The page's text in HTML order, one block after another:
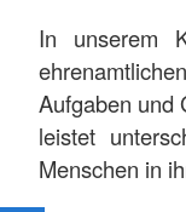
In unserem
Aufgaben und
leistet
Menschen in